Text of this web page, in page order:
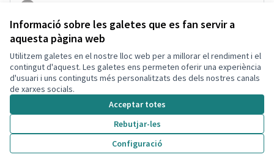
Informació sobre les galetes que es fan servir a
aquesta pàgina web
Utilitzem galetes en el nostre lloc web per a millorar el rendiment i el
contingut d'aquest. Les galetes ens permeten oferir una experiència
d'usuari i uns continguts més personalitzats des dels nostres canals
de xarxes socials.
Acceptar totes
Rebutjar-les
Configuració